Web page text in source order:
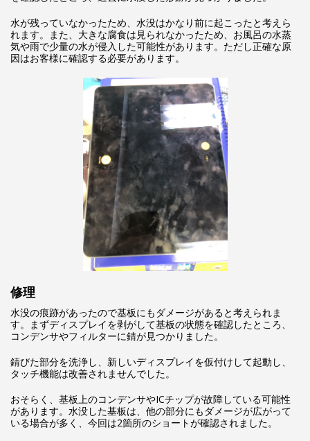
水が残っていなかったため、水没はかなり前に起こったと考えら
れます。また、大きな腐食は見られなかったため、お風呂の水蒸
気や雨で少量の水が侵入した可能性があります。ただし正確な原
因はお客様に確認する必要があります。
修理
水没の痕跡があったので基板にもダメージがあると考えられま
す。まずディスプレイを剥がして基板の状態を確認したところ、
コンデンサやフィルターに錆が見つかりました。
錆びた部分を洗浄し、新しいディスプレイを仮付けして起動し、
タッチ機能は改善されませんでした。
おそらく、基板上のコンデンサやICチップが故障している可能性
があります。水没した基板は、他の部分にもダメージが広がって
いる場合が多く、今回は2箇所のショートが確認されました。